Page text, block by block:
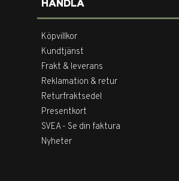
HANDLA
Köpvillkor
Kundtjänst
Frakt & leverans
Reklamation & retur
Returfraktsedel
Presentkort
SVEA - Se din faktura
Nyheter